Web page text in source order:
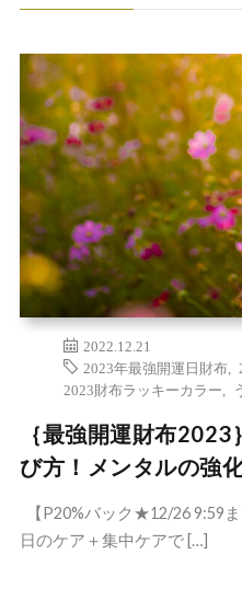
2022.12.21
2023年最強開運日財布
2023財布ラッキーカラー
｛最強開運財布
び方！メンタルの強
【P20%バック★12/26 9:59
日のケア＋集中ケアで […]